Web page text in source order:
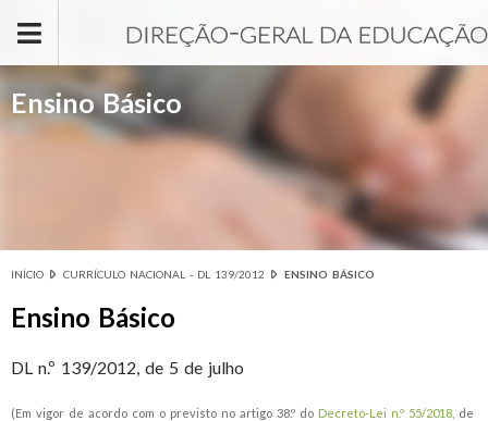
Ensino Básico
INÍCIO CURRÍCULO NACIONAL - DL 139/2012 ENSINO BÁSICO
Ensino Básico
DL n.º 139/2012, de 5 de julho
(Em vigor de acordo com o previsto no artigo 38.º do Decreto-Lei n.º 55/2018 , de